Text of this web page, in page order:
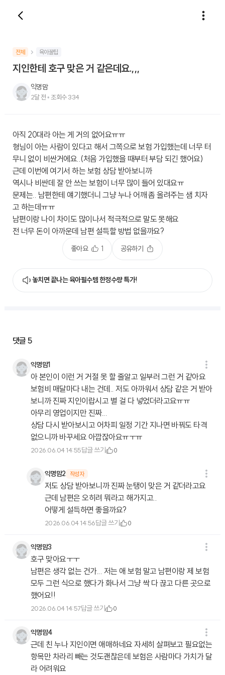
전체 육아꿀팁
지인한테 호구 맞은 거 같은데요.,,,
익명맘
2달 전 • 조회수334
아직 20대라 아는 게 거의 없어요ㅠㅠ
형님이 아는 사람이 있다고 해서 그쪽으로 보험 가입했는데 너무 터
무니 없이 비싼거에요..(처음 가입했을 때부터 부담 되긴 했어요)
근데 이번에 여기서 하는 보험 상담 받아보니까
역시나 비싼데 잘 안 쓰는 보험이 너무 많이 들어 있대요ㅠ
문제는.. 남편한테 얘기했더니 그냥 누나 어깨 좀 올려주는 샘 치자
고 하는데ㅠㅠ
남편이랑 나이 차이도 많이나서 적극적으로 말도 못해요
전 너무 돈이 아까운데 남편 설득할 방법 없을까요?
좋아요 1 공유하기
놓치면 끝나는 육아필수템 한정수량 특가!
댓글5
익명맘1
아 본인이 이런 거 거절 못 할 줄알고 일부러 그런 거 같아요
보험비 매달마다 내는 건데.. 저도 아까워서 상담 같은 거 받아
보니까 진짜 지인이랍시고 별 걸 다 넣었더라고요ㅠㅠ
아무리 영업이지만 진짜...
상담 다시 받아보시고 어차피 일정 기간 지나면 바꿔도 타격
없으니까 바꾸세요 아깝잖아요ㅠㅜㅠ
2026.06.04 14:55답글 쓰기 0
익명맘2 작성자
저도 상담 받아보니까 진짜 눈탱이 맞은 거 같더라고요
근데 남편은 오히려 뭐라고 해가지고..
어떻게 설득하면 좋을까요?
2026.06.04 14:56답글 쓰기 0
익명맘3
호구 맞아요ㅜㅜ
남편은 생각 없는 건가... 저는 애 보험 말고 남편이랑 제 보험
모두 그런 식으로 했다가 화나서 그냥 싹 다 끊고 다른 곳으로
했어요!!
2026.06.04 14:57답글 쓰기 0
익명맘4
근데 친 누나 지인이면 애매하네요 자세히 살펴보고 필요없는
항목만 차라리 빼는 것도괜찮은데 보험은 사람마다 가치가 달
라 어려워요